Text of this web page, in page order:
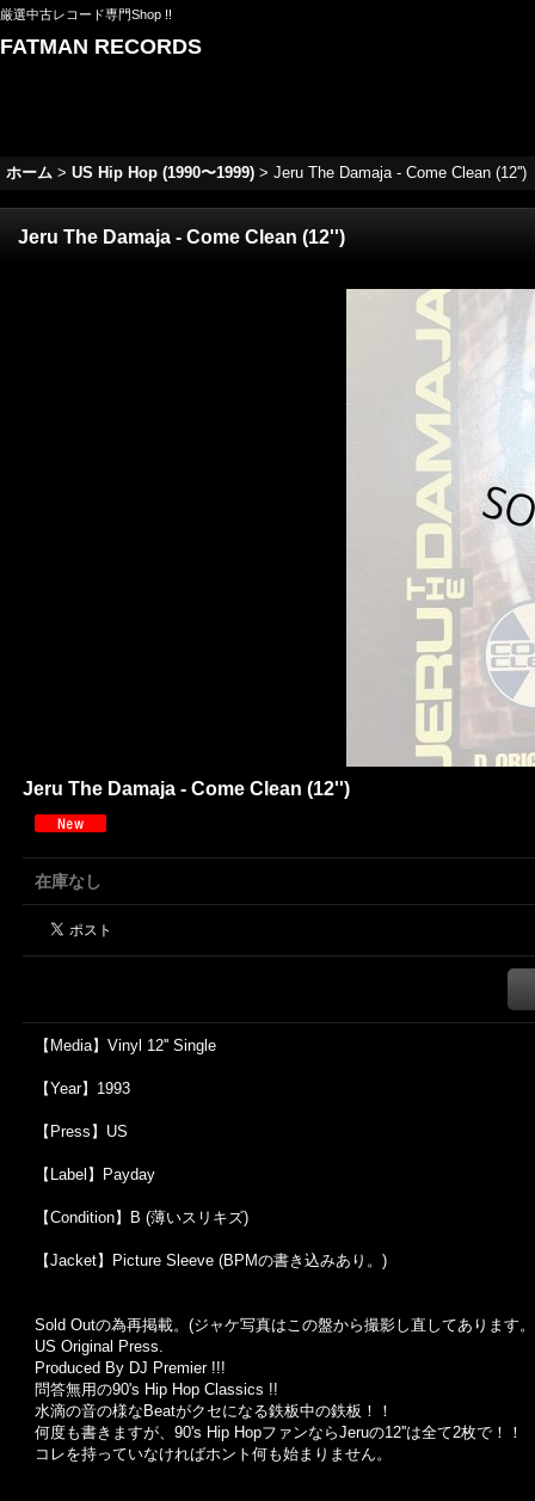
厳選中古レコード専門Shop !!
FATMAN RECORDS
ホーム > US Hip Hop (1990〜1999) > Jeru The Damaja - Come Clean (12'')
Jeru The Damaja - Come Clean (12'')
Jeru The Damaja - Come Clean (12'')
在庫なし
【Media】Vinyl 12'' Single
【Year】1993
【Press】US
【Label】Payday
【Condition】B (薄いスリキズ)
【Jacket】Picture Sleeve (BPMの書き込みあり。)
Sold Outの為再掲載。(ジャケ写真はこの盤から撮影し直してあります
US Original Press.
Produced By DJ Premier !!!
問答無用の90's Hip Hop Classics !!
水滴の音の様なBeatがクセになる鉄板中の鉄板！！
何度も書きますが、90's Hip HopファンならJeruの12''は全て2枚で！！
コレを持っていなければホント何も始まりません。